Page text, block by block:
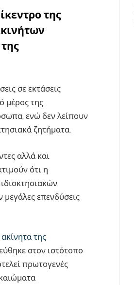
της
σε εκτάσεις
μέρος της
ενώ δεν λείπουν
ζητήματα.
αλλά και
ότι η
επενδύσεις
της
στον ιστότοπο
πρωτογενές